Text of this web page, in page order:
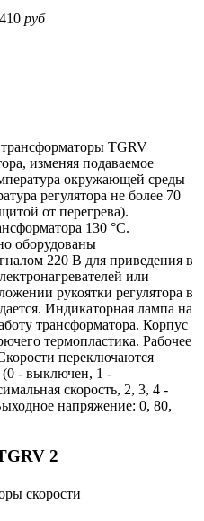
руб
TGRV
изменяя подаваемое
окружающей среды
регулятора не более 70
от перегрева).
130 °С.
оборудованы
220 В для приведения в
или
рукоятки регулятора в
Индикаторная лампа на
трансформатора. Корпус
термопластика. Рабочее
переключаются
(0 - выключен, 1 -
скорость, 2, 3, 4 -
напряжение: 0, 80,
2
скорости